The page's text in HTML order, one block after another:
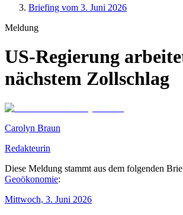
Briefing vom 3. Juni 2026
Meldung
US-Regierung
nächstem Zollschlag
Carolyn Braun
Redakteurin
Diese Meldung stammt aus dem folgenden
Geoökonomie:
Mittwoch, 3. Juni 2026